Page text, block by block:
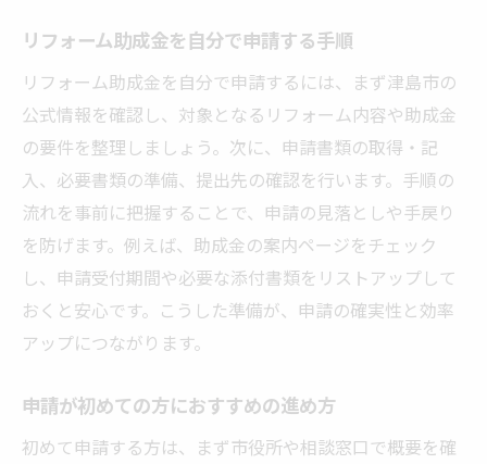
リフォーム助成金を自分で申請する手順
リフォーム助成金を自分で申請するには、まず津島市の
公式情報を確認し、対象となるリフォーム内容や助成金
の要件を整理しましょう。次に、申請書類の取得・記
入、必要書類の準備、提出先の確認を行います。手順の
流れを事前に把握することで、申請の見落としや手戻り
を防げます。例えば、助成金の案内ページをチェック
し、申請受付期間や必要な添付書類をリストアップして
おくと安心です。こうした準備が、申請の確実性と効率
アップにつながります。
申請が初めての方におすすめの進め方
初めて申請する方は、まず市役所や相談窓口で概要を確